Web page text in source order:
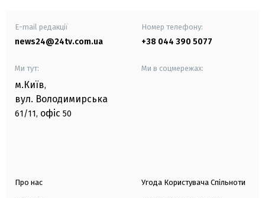
E-mail редакції
news24@24tv.com.ua
Номер телефону:
+38 044 390 5077
Ми тут:
м.Київ,
вул. Володимирська
61/11, офіс 50
Ми в соцмережах:
Про нас Угода Користувача Спільноти